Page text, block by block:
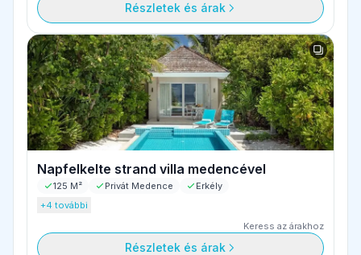
Részletek és árak
Napfelkelte strand villa medencével
125 M² Privát Medence
Erkély
+4 további
Keress az árakhoz
Részletek és árak